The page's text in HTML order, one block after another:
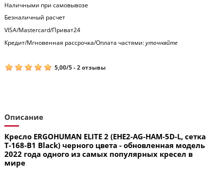
Наличными при самовывозе
Безналичный расчет
VISA/Mastercard/Приват24
Кредит/Мгновенная рассрочка/Оплата частями:уточняйте
5,00/5-2отзывы
Описание
Кресло ERGOHUMAN ELITE 2 (EHE2-AG-HAM-5D-L, сетка
T-168-B1 Black) черного цвета - обновленная модель
2022 года одного из самых популярных кресел в
мире